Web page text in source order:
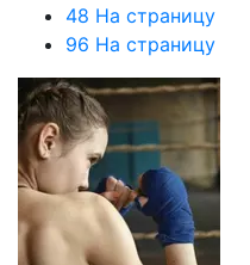
48 На страницу
96 На страницу